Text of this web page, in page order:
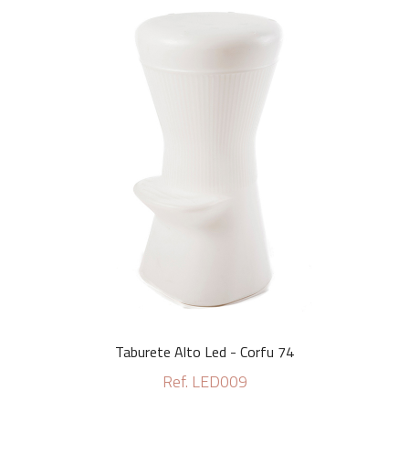
Taburete Alto Led - Corfu 74
Ref. LED009